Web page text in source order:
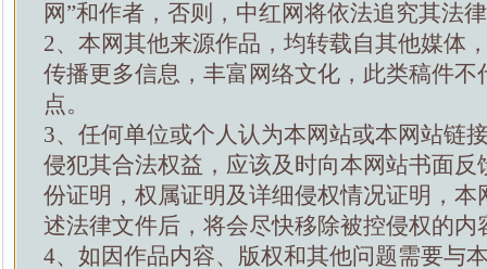
网”和作者，否则，中红网将依法追究其法
2、本网其他来源作品，均转载自其他媒体
传播更多信息，丰富网络文化，此类稿件不
点。
3、任何单位或个人认为本网站或本网站链
侵犯其合法权益，应该及时向本网站书面反
份证明，权属证明及详细侵权情况证明，本
述法律文件后，将会尽快移除被控侵权的内
4、如因作品内容、版权和其他问题需要与